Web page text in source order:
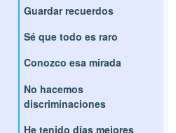
Guardar recuerdos
Sé que todo es raro
Conozco esa mirada
No hacemos
discriminaciones
He tenido días mejores